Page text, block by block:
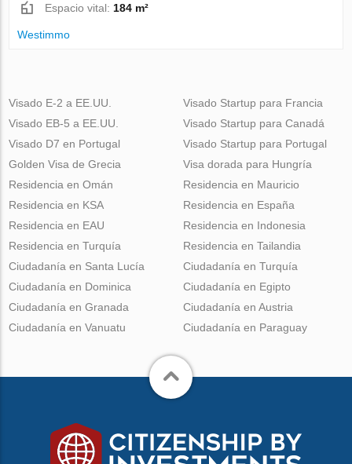
Espacio vital: 184 m²
Westimmo
Visado E-2 a EE.UU.
Visado EB-5 a EE.UU.
Visado D7 en Portugal
Golden Visa de Grecia
Visado Startup para Francia
Visado Startup para Canadá
Visado Startup para Portugal
Visa dorada para Hungría
Residencia en Omán
Residencia en KSA
Residencia en EAU
Residencia en Turquía
Residencia en Mauricio
Residencia en España
Residencia en Indonesia
Residencia en Tailandia
Ciudadanía en Santa Lucía
Ciudadanía en Dominica
Ciudadanía en Granada
Ciudadanía en Vanuatu
Ciudadanía en Turquía
Ciudadanía en Egipto
Ciudadanía en Austria
Ciudadanía en Paraguay